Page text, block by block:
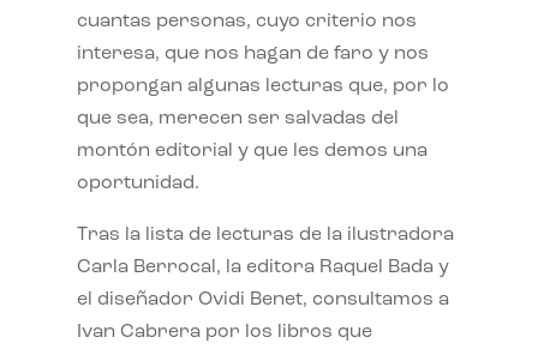
cuantas personas, cuyo criterio nos
interesa, que nos hagan de faro y nos
propongan algunas lecturas que, por lo
que sea, merecen ser salvadas del
montón editorial y que les demos una
oportunidad.
Tras la lista de lecturas de la ilustradora
Carla Berrocal, la editora Raquel Bada y
el diseñador Ovidi Benet, consultamos a
Ivan Cabrera por los libros que